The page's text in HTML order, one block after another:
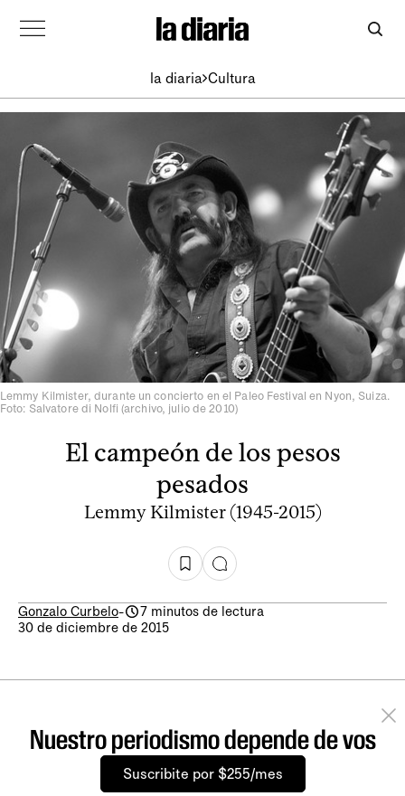
la diaria Cultura
Lemmy Kilmister, durante un concierto en el Paleo Festival en Nyon, Suiza.
Foto: Salvatore di Nolfi (archivo, julio de 2010)
El campeón de los pesos
pesados
Lemmy Kilmister (1945-2015)
Gonzalo Curbelo-
7 minutos de lectura
30 de diciembre de 2015
Nuestro periodismo depende de vos
Suscribite por $255/mes